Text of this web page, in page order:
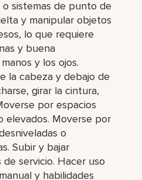
sistemas de punto de
y manipular objetos
lo que requiere
y buena
y los ojos.
la cabeza y debajo de
girar la cintura,
por espacios
elevados. Moverse por
o
Subir y bajar
servicio. Hacer uso
y habilidades